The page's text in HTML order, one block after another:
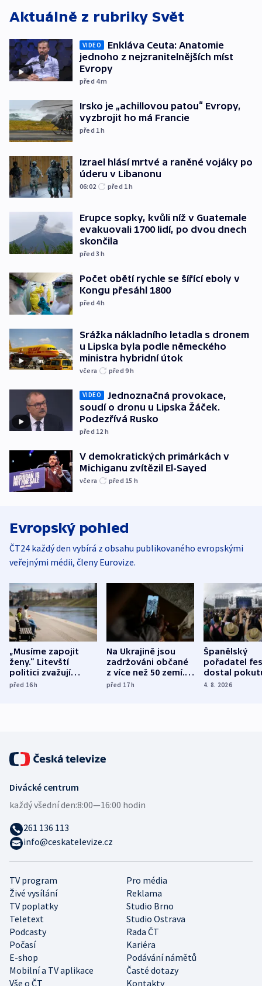
Aktuálně z rubriky Svět
VIDEO
Enkláva Ceuta: Anatomie
jednoho z nejzranitelnějších míst
Evropy
před 4m
Irsko je „achillovou patou“ Evropy,
vyzbrojit ho má Francie
před 1h
Izrael hlásí mrtvé a raněné vojáky po
úderu v Libanonu
06:02 před 1h
Erupce sopky, kvůli níž v Guatemale
evakuovali 1700 lidí, po dvou dnech
skončila
před 3h
Počet obětí rychle se šířící eboly v
Kongu přesáhl 1800
před 4h
Srážka nákladního letadla s dronem
u Lipska byla podle německého
ministra hybridní útok
včera před 9h
VIDEO
Jednoznačná provokace,
soudí o dronu u Lipska Žáček.
Podezřívá Rusko
před 12 h
V demokratických primárkách v
Michiganu zvítězil El-Sayed
včera před 15 h
Evropský pohled
ČT24 každý den vybírá z obsahu publikovaného evropskými
veřejnými médii, členy Eurovize.
„Musíme zapojit
ženy.“ Litevští
politici zvažují
dohodu o
před 16h
Na Ukrajině jsou
zadržováni občané
z více než 50 zemí.
Bojovali na straně
před 17h
Španělský
pořadatel
dostal
nekalé
4. 8. 2026
TV program
Pro média
Živé vysílání
Reklama
TV poplatky
Studio Brno
Teletext
Studio Ostrava
Podcasty
Rada ČT
Počasí
Kariéra
E-shop
Podávání námětů
Mobilní a TV aplikace
Časté dotazy
Vše o ČT
Kontakty
Divácké centrum
každý všední den:8:00—16:00 hodin
261 136 113
info@ceskatelevize.cz